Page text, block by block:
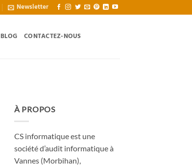
Newsletter
BLOG CONTACTEZ-NOUS
À PROPOS
CS informatique est une
société d’audit informatique à
Vannes (Morbihan),